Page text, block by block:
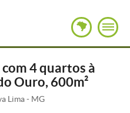
4 quartos à
Ouro, 600m²
Lima - MG